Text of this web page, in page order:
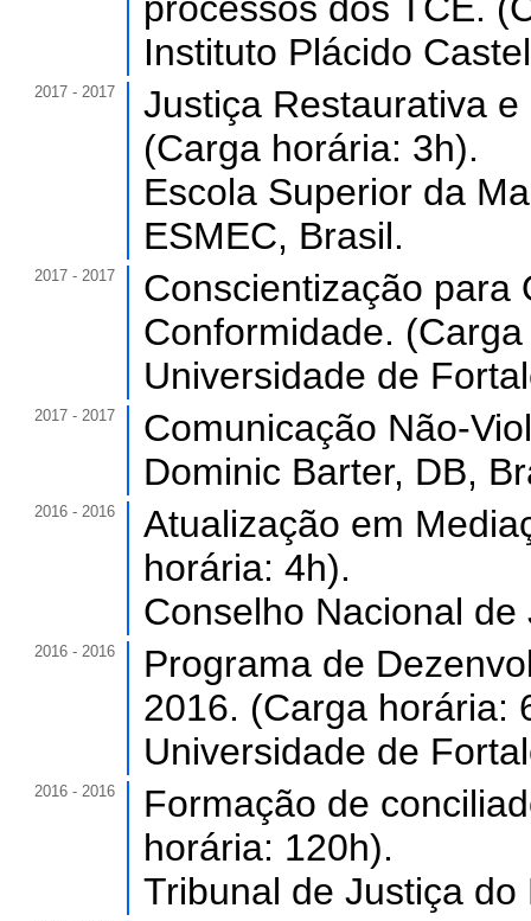
Instituto Plácido
2017 - 2017
Justiça Restaurativa
(Carga horária: 3h).
Escola Superior da
ESMEC, Brasil.
2017 - 2017
Conscientização para
Conformidade.
Universidade de
2017 - 2017
Comunicação Não-
Dominic Barter, DB,
2016 - 2016
Atualização em
horária: 4h).
Conselho Nacional
2016 - 2016
Programa de
2016. (Carga horária:
Universidade de
2016 - 2016
Formação de
horária: 120h).
Tribunal de Justiça